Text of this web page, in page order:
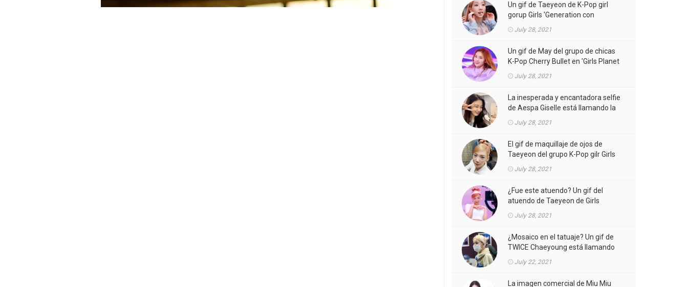
Un gif de Taeyeon de K-Pop girl
gorup Girls 'Generation con
la atención.
July 28, 2021
Un gif de May del grupo de chicas
K-Pop Cherry Bullet en 'Girls Planet
July 28, 2021
La inesperada y encantadora selfie
de Aespa Giselle está llamando la
July 28, 2021
El gif de maquillaje de ojos de
Taeyeon del grupo K-Pop gilr Girls
la atención.
July 28, 2021
¿Fue este atuendo? Un gif del
atuendo de Taeyeon de Girls
gorup en el MV está llamando la
July 28, 2021
¿Mosaico en el tatuaje? Un gif de
TWICE Chaeyoung está llamando
July 22, 2021
La imagen comercial de Miu Miu